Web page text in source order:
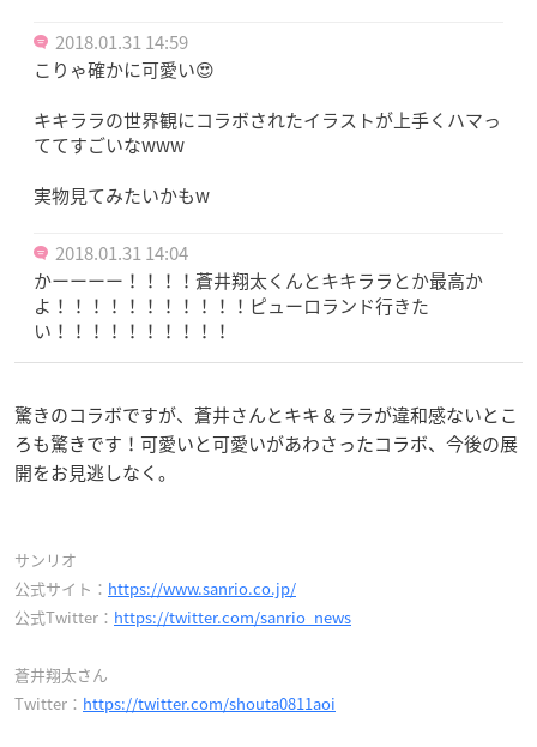
2018.01.31 14:59
こりゃ確かに可愛い😍
キキララの世界観にコラボされたイラストが上手くハマっ
ててすごいなwww
実物見てみたいかもw
2018.01.31 14:04
かーーーー！！！！蒼井翔太くんとキキララとか最高か
よ！！！！！！！！！！！ピューロランド行きた
い！！！！！！！！！！
驚きのコラボですが、蒼井さんとキキ＆ララが違和感ないとこ
ろも驚きです！可愛いと可愛いがあわさったコラボ、今後の展
開をお見逃しなく。
サンリオ
公式サイト： https://www.sanrio.co.jp/
公式Twitter： https://twitter.com/sanrio_news
蒼井翔太さん
Twitter： https://twitter.com/shouta0811aoi